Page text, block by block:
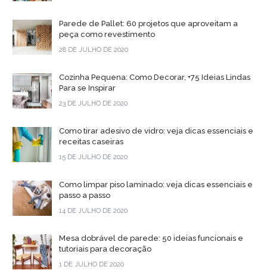
Parede de Pallet: 60 projetos que aproveitam a
peça como revestimento
28 DE JULHO DE 2020
Cozinha Pequena: Como Decorar, +75 Ideias Lindas
Para se Inspirar
23 DE JULHO DE 2020
Como tirar adesivo de vidro: veja dicas essenciais e
receitas caseiras
15 DE JULHO DE 2020
Como limpar piso laminado: veja dicas essenciais e
passo a passo
14 DE JULHO DE 2020
Mesa dobrável de parede: 50 ideias funcionais e
tutoriais para decoração
1 DE JULHO DE 2020